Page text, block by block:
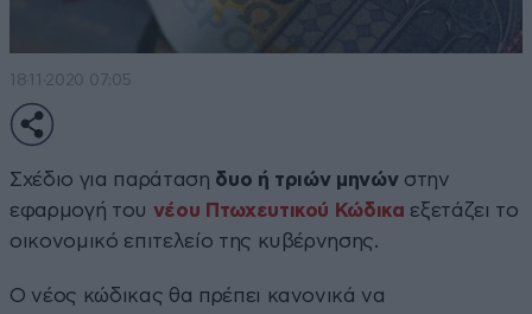
18·11·2020 07:05
Σχέδιο για παράταση δυο ή τριών μηνώνστην
εφαρμογή του νέου Πτωχευτικού Κώδικα εξετάζει το
οικονομικό επιτελείο της κυβέρνησης.
Ο νέος κώδικας θα πρέπει κανονικά να